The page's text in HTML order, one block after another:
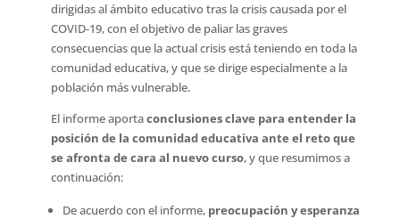
dirigidas al ámbito educativo tras la crisis causada por el
COVID-19, con el objetivo de paliar las graves
consecuencias que la actual crisis está teniendo en toda la
comunidad educativa, y que se dirige especialmente a la
población más vulnerable.
El informe aportaconclusiones clave para entender la
posición de la comunidad educativa ante el reto que
se afronta de cara al nuevo curso, y que resumimos a
continuación:
De acuerdo con el informe, preocupación y esperanza